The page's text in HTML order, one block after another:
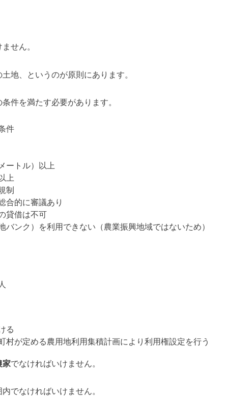
せん。
地、というのが原則にあります。
件を満たす必要があります。
件
ートル）以上
上
制
合的に審議あり
貸借は不可
バンク）を利用できない（農業振興地域ではないため）
る
村が定める農用地利用集積計画により利用権設定を行う
家でなければいけません。
でなければいけません。